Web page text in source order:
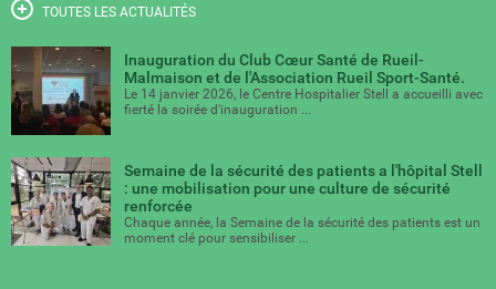
TOUTES LES ACTUALITÉS
Inauguration du Club Cœur Santé de Rueil-
Malmaison et de l'Association Rueil Sport-Santé.
Le 14 janvier 2026, le Centre Hospitalier Stell a accueilli avec
fierté la soirée d'inauguration ...
Semaine de la sécurité des patients a l'hôpital Stell
: une mobilisation pour une culture de sécurité
renforcée
Chaque année, la Semaine de la sécurité des patients est un
moment clé pour sensibiliser ...